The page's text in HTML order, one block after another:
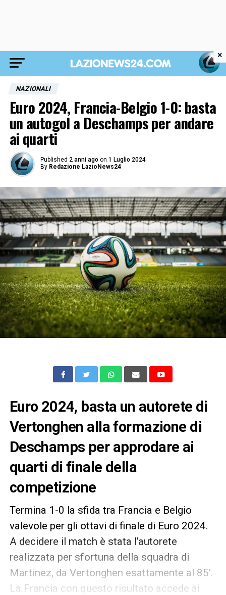
NAZIONALI
Euro 2024, Francia-Belgio 1-0: basta
un autogol a Deschamps per andare
ai quarti
Published 2 anni ago on 1 Luglio 2024
By Redazione LazioNews24
Euro 2024, basta un autorete di
Vertonghen alla formazione di
Deschamps per approdare ai
quarti di finale della
competizione
Termina 1-0 la sfida tra Francia e Belgio
valevole per gli ottavi di finale di Euro 2024.
A decidere il match è stata l’autorete
realizzata per sfortuna della squadra di
Martinez, da Vertonghen esattamente al 85′.
La Francia con questo risultato accede ai
×